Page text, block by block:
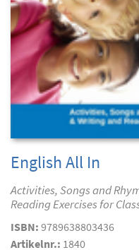
English All In
Activities, Songs and
Reading Exercises for
ISBN: 9789638803436
Artikelnr.: 1840